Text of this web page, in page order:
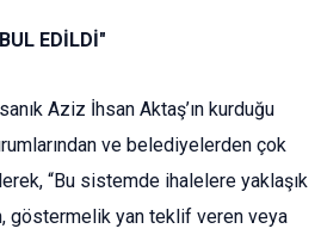
EDİLDİ"
Aziz İhsan Aktaş’ın kurduğu
ve belediyelerden çok
“Bu sistemde ihalelere yaklaşık
göstermelik yan teklif veren veya